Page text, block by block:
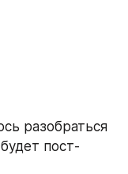
разобраться
пост-